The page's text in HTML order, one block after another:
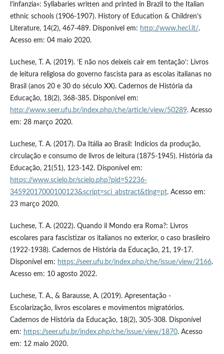
l’infanzia»: Syllabaries written and printed in Brazil to the Italian
ethnic schools (1906-1907). History of Education & Children’s
Literature, 14(2), 467-489. Disponível em: http://www.hecl.it/.
Acesso em: 04 maio 2020.
Luchese, T. A. (2019). ‘E não nos deixeis cair em tentação’: Livros
de leitura religiosa do governo fascista para as escolas italianas no
Brasil (anos 20 e 30 do século XX). Cadernos de História da
Educação, 18(2), 368-385. Disponível em:
http://www.seer.ufu.br/index.php/che/article/view/50289. Acesso
em: 28 março 2020.
Luchese, T. A. (2017). Da Itália ao Brasil: Indícios da produção,
circulação e consumo de livros de leitura (1875-1945). História da
Educação, 21(51), 123-142. Disponível em:
https://www.scielo.br/scielo.php?pid=S2236-
34592017000100123&script=sci_abstract&tlng=pt. Acesso em:
23 março 2020.
Luchese, T. A. (2022). Quando il Mondo era Roma?: Livros
escolares para fascistizar os italianos no exterior, o caso brasileiro
(1922-1938). Cadernos de História da Educação, 21, 19-17.
Disponível em: https://seer.ufu.br/index.php/che/issue/view/2166.
Acesso em: 10 agosto 2022.
Luchese, T. A., & Barausse, A. (2019). Apresentação -
Escolarização, livros escolares e movimentos migratórios.
Cadernos de História da Educação, 18(2), 305-308. Disponível
em: https://seer.ufu.br/index.php/che/issue/view/1870. Acesso
em: 12 maio 2020.